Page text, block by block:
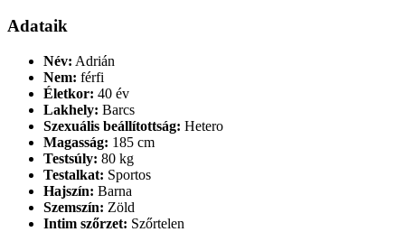
Adataik
Név: Adrián
Nem: férfi
Életkor: 40 év
Lakhely: Barcs
Szexuális beállítottság: Hetero
Magasság: 185 cm
Testsúly: 80 kg
Testalkat: Sportos
Hajszín: Barna
Szemszín: Zöld
Intim szőrzet: Szőrtelen